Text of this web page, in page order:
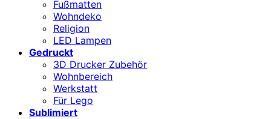
Fußmatten
Wohndeko
Religion
LED Lampen
Gedruckt
3D Drucker Zubehör
Wohnbereich
Werkstatt
Für Lego
Sublimiert